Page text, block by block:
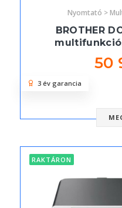
Nyomtató >
BROTHER
50
3 év garancia
RAKTÁRON